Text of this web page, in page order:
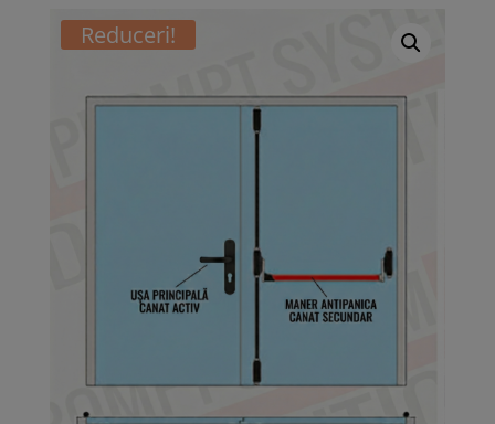
Reduceri!